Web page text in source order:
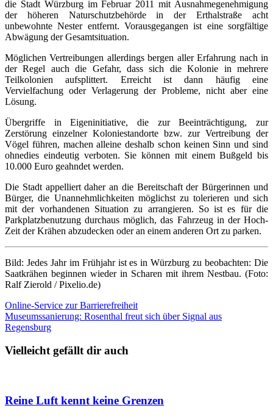
die Stadt Würzburg im Februar 2011 mit Ausnahmegenehmigung
der höheren Naturschutzbehörde in der Erthalstraße acht
unbewohnte Nester entfernt. Vorausgegangen ist eine sorgfältige
Abwägung der Gesamtsituation.
Möglichen Vertreibungen allerdings bergen aller Erfahrung nach in
der Regel auch die Gefahr, dass sich die Kolonie in mehrere
Teilkolonien aufsplittert. Erreicht ist dann häufig eine
Vervielfachung oder Verlagerung der Probleme, nicht aber eine
Lösung.
Übergriffe in Eigeninitiative, die zur Beeinträchtigung, zur
Zerstörung einzelner Koloniestandorte bzw. zur Vertreibung der
Vögel führen, machen alleine deshalb schon keinen Sinn und sind
ohnedies eindeutig verboten. Sie können mit einem Bußgeld bis
10.000 Euro geahndet werden.
Die Stadt appelliert daher an die Bereitschaft der Bürgerinnen und
Bürger, die Unannehmlichkeiten möglichst zu tolerieren und sich
mit der vorhandenen Situation zu arrangieren. So ist es für die
Parkplatzbenutzung durchaus möglich, das Fahrzeug in der Hoch-
Zeit der Krähen abzudecken oder an einem anderen Ort zu parken.
Bild: Jedes Jahr im Frühjahr ist es in Würzburg zu beobachten: Die
Saatkrähen beginnen wieder in Scharen mit ihrem Nestbau. (Foto:
Ralf Zierold / Pixelio.de)
Beitragsnavigation
Online-Service zur Barrierefreiheit
Museumssanierung: Rosenthal freut sich über Signal aus
Regensburg
Vielleicht gefällt dir auch
Reine Luft kennt keine Grenzen